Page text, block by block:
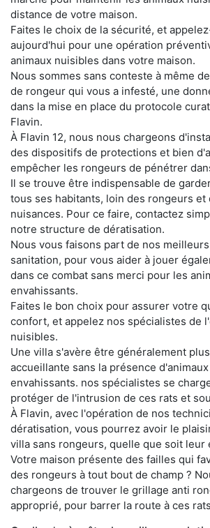
distance de votre maison.
Faites le choix de la sécurité, et
aujourd'hui pour une opération
animaux nuisibles dans votre maison.
Nous sommes sans conteste à même
de rongeur qui vous a infesté, une
dans la mise en place du protocole
Flavin.
À Flavin 12, nous nous chargeons
des dispositifs de protections et bien
empêcher les rongeurs de pénétrer
Il se trouve être indispensable de
tous ses habitants, loin des rongeurs et
nuisances. Pour ce faire, contactez
notre structure de dératisation.
Nous vous faisons part de nos
sanitation, pour vous aider à jouer
dans ce combat sans merci pour les
envahissants.
Faites le bon choix pour assurer votre
confort, et appelez nos spécialistes de
nuisibles.
Une villa s'avère être généralement
accueillante sans la présence
envahissants. nos spécialistes se
protéger de l'intrusion de ces rats et
À Flavin, avec l'opération de nos
dératisation, vous pourrez avoir le
villa sans rongeurs, quelle que soit leur
Votre maison présente des failles qui
des rongeurs à tout bout de champ ?
chargeons de trouver le grillage anti
approprié, pour barrer la route à ces